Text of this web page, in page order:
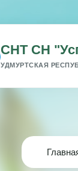
СНТ СН
УДМУРТСКАЯ